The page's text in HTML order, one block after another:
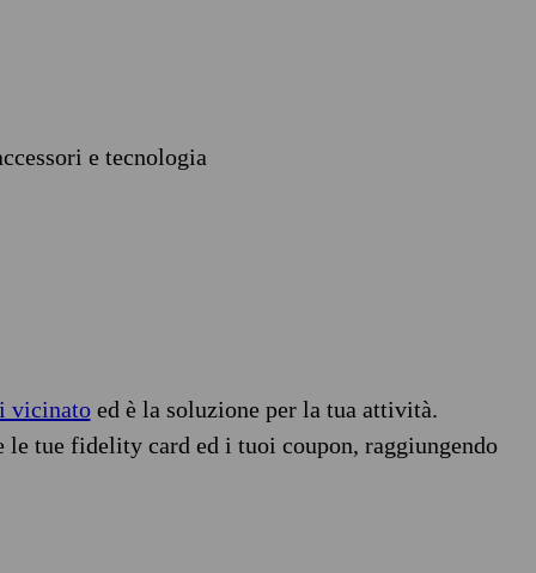
e tecnologia
vicinatoed è la soluzione per la tua attività.
tue fidelity card ed i tuoi coupon, raggiungendo